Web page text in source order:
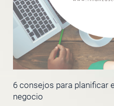
6 consejos para planificar
negocio